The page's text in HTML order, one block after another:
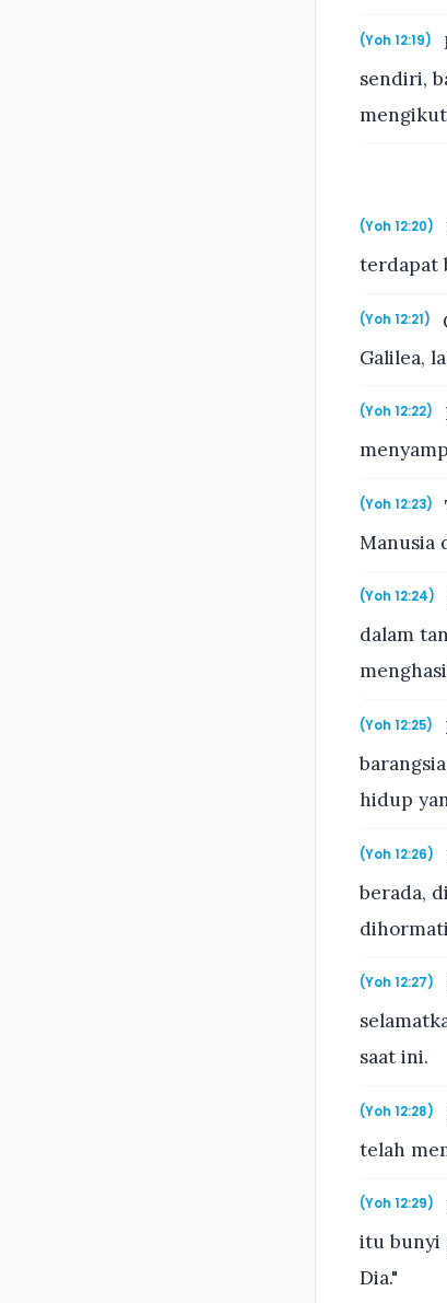
(Yoh 12:19)
sendiri,
(Yoh 12:20)
terdapat
(Yoh 12:21)
Galilea,
(Yoh 12:22)
(Yoh 12:23)
Manusia
(Yoh 12:24)
dalam
(Yoh 12:25)
hidup
(Yoh 12:26)
berada,
(Yoh 12:27)
saat ini.
(Yoh 12:28)
telah
(Yoh 12:29)
itu bunyi
Dia."